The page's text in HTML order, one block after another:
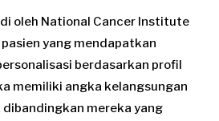
oleh National Cancer Institute
yang mendapatkan
berdasarkan profil
memiliki angka kelangsungan
dibandingkan mereka yang